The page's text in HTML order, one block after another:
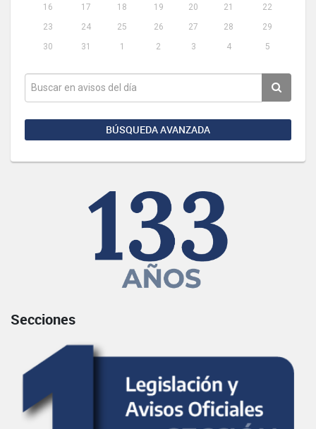
16
17 18 19 20 21
22
23
24 25 26 27 28
29
30
31 1 2 3 4 5
BÚSQUEDA AVANZADA
Secciones